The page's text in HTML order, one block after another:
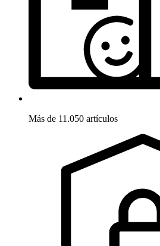
Más de 11.050 artículos